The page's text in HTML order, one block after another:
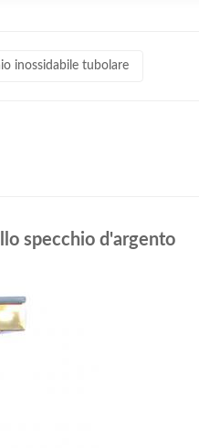
inossidabile tubolare
specchio d'argento